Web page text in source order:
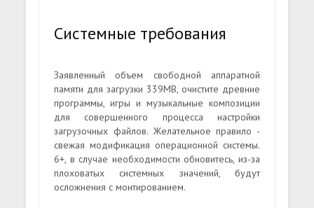
Системные требования
Заявленный объем свободной аппаратной
памяти для загрузки 339MB, очистите древние
программы, игры и музыкальные композиции
для совершенного процесса настройки
загрузочных файлов. Желательное правило -
свежая модификация операционной системы.
6+, в случае необходимости обновитесь, из-за
плоховатых системных значений, будут
осложнения с монтированием.